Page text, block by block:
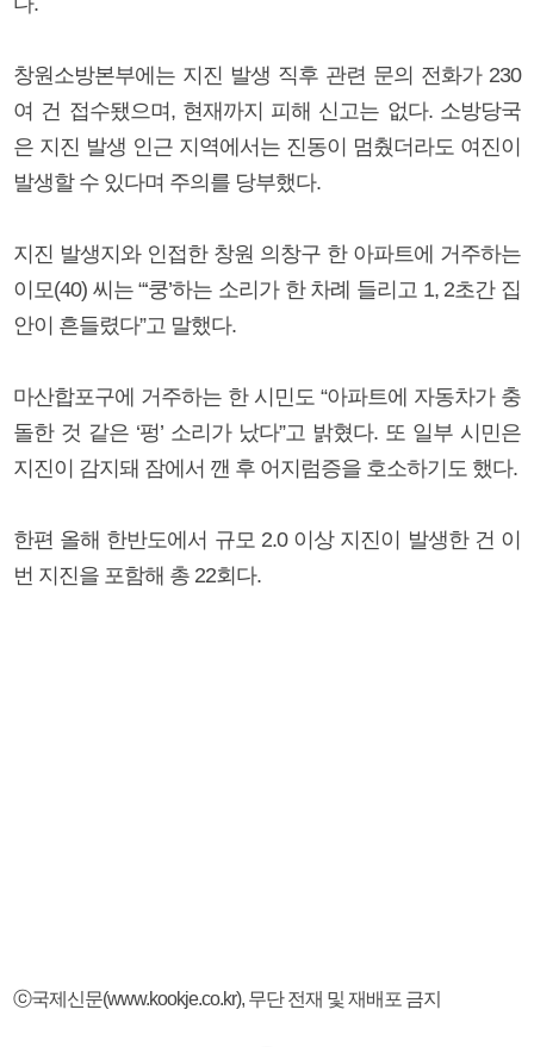
창원소방본부에는 지진 발생 직후 관련 문의 전화가 230
여 건 접수됐으며, 현재까지 피해 신고는 없다. 소방당국
은 지진 발생 인근 지역에서는 진동이 멈췄더라도 여진이
발생할 수 있다며 주의를 당부했다.
지진 발생지와 인접한 창원 의창구 한 아파트에 거주하는
이모(40) 씨는 “‘쿵’하는 소리가 한 차례 들리고 1, 2초간 집
안이 흔들렸다”고 말했다.
마산합포구에 거주하는 한 시민도 “아파트에 자동차가 충
돌한 것 같은 ‘펑’ 소리가 났다”고 밝혔다. 또 일부 시민은
지진이 감지돼 잠에서 깬 후 어지럼증을 호소하기도 했다.
한편 올해 한반도에서 규모 2.0 이상 지진이 발생한 건 이
번 지진을 포함해 총 22회다.
ⓒ국제신문(www.kookje.co.kr), 무단 전재 및 재배포 금지